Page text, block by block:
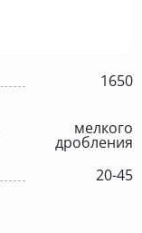
1650
мелкого
дробления
20-45